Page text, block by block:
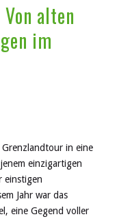
alten
im
in eine
einzigartigen
einstigen
Jahr war das
eine Gegend voller